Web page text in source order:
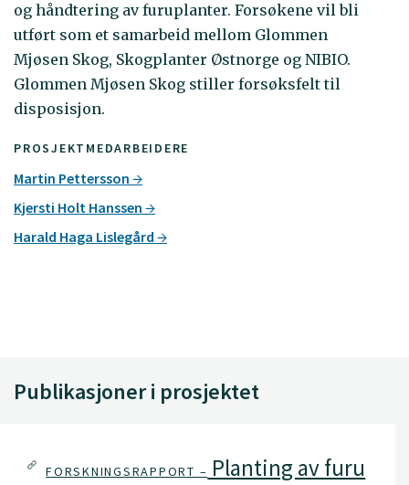
PROSJEKTMEDARBEIDERE
Martin Pettersson
Kjersti Holt Hanssen
Harald Haga Lislegård
og håndtering av furuplanter. Forsøkene vil bli
utført som et samarbeid mellom Glommen
Mjøsen Skog, Skogplanter Østnorge og NIBIO.
Glommen Mjøsen Skog stiller forsøksfelt til
disposisjon.
Publikasjoner i prosjektet
FORSKNINGSRAPPORT – Planting av furu